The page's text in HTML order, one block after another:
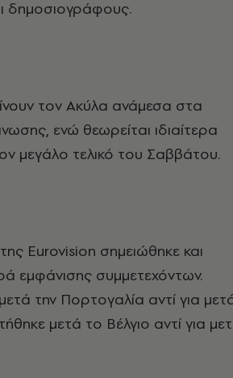
δημοσιογράφους.
τον Ακύλα ανάμεσα στα
ενώ θεωρείται ιδιαίτερα
μεγάλο τελικό του Σαββάτου.
Eurovision σημειώθηκε και
εμφάνισης συμμετεχόντων.
την Πορτογαλία αντί για
μετά το Βέλγιο αντί για